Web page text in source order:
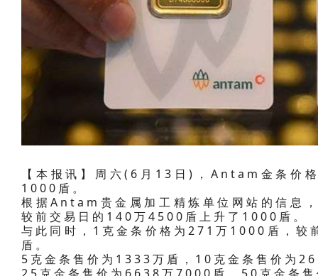
【本报讯】周六(6月13日)，Antam金条价
1000盾。
根据Antam贵金属加工精炼单位网站的信息
较前交易日的140万4500盾上升了1000盾。
与此同时，1克金条价格为271万1000盾，
盾。
5克金条售价为1333万盾，10克金条售价为
25克金条售价为6638万7000盾，50克金条